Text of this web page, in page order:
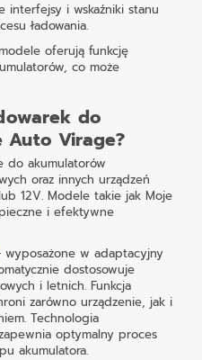
interfejsy i wskaźniki stanu
ładowania.
oferują funkcję
co może
do
Auto Virage?
do akumulatorów
oraz innych urządzeń
12V. Modele takie jak Moje
i efektywne
wyposażone w adaptacyjny
dostosowuje
i letnich. Funkcja
zarówno urządzenie, jak i
Technologia
optymalny proces
akumulatora.